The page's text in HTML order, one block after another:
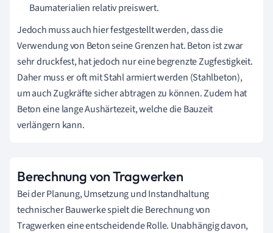
Baumaterialien relativ preiswert.
Jedoch muss auch hier festgestellt werden, dass die
Verwendung von Beton seine Grenzen hat. Beton ist zwar
sehr druckfest, hat jedoch nur eine begrenzte Zugfestigkeit.
Daher muss er oft mit Stahl armiert werden (Stahlbeton),
um auch Zugkräfte sicher abtragen zu können. Zudem hat
Beton eine lange Aushärtezeit, welche die Bauzeit
verlängern kann.
Berechnung von Tragwerken
Bei der Planung, Umsetzung und Instandhaltung
technischer Bauwerke spielt die Berechnung von
Tragwerken eine entscheidende Rolle. Unabhängig davon,